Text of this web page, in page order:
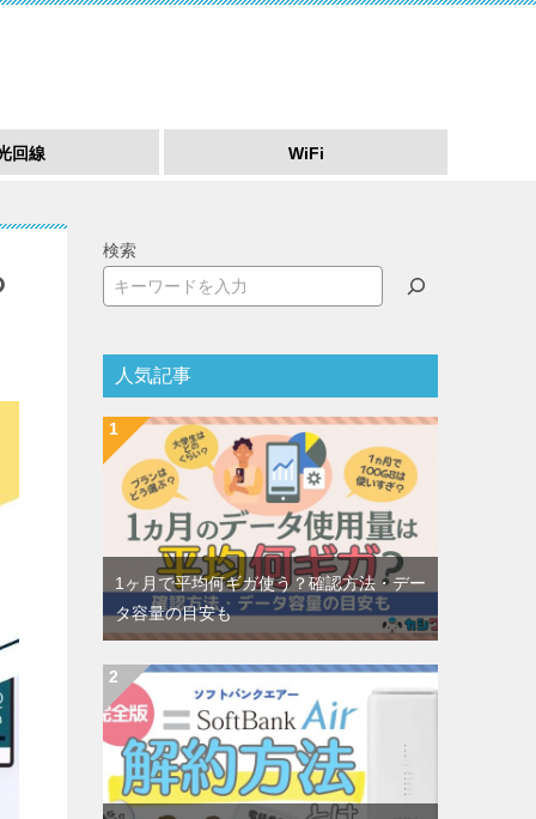
回線 WiFi
検索
人気記事
1ヶ月で平均何ギガ使う？確認方法・デー
タ容量の目安も